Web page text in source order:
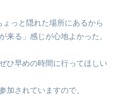
っと隠れた場所にあるから
来る」感じが心地よかった。
ひ早めの時間に行ってほしい
加されていますので、